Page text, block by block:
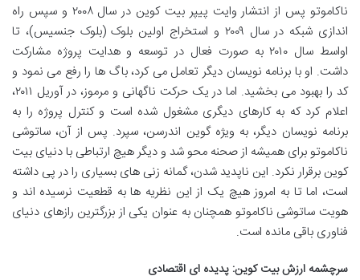
ناکاموتو پس از انتشار وایت پیپر بیت کوین در سال ۲۰۰۸ و سپس راه
اندازی شبکه در سال ۲۰۰۹ و استخراج اولین بلوک (بلوک جنسیس)، تا
اواسط سال ۲۰۱۰ به صورت فعال در توسعه و هدایت پروژه مشارکت
داشت. او با برنامه نویسان دیگر تعامل می کرد، باگ ها را رفع می نمود و
کد را بهبود می بخشید. اما در یک حرکت ناگهانی و مرموز، در آوریل ۲۰۱۱،
اعلام کرد که به کارهای دیگری مشغول شده است و کنترل پروژه را به
برنامه نویسان دیگر، به ویژه گوین اندرسن، سپرد. پس از آن، ساتوشی
ناکاموتو برای همیشه از صحنه محو شد و دیگر هیچ ارتباطی با دنیای بیت
کوین برقرار نکرد. این ناپدید شدن، گمانه زنی های بسیاری را در پی داشته
است، اما تا به امروز هیچ یک از این نظریه ها به قطعیت نرسیده اند و
هویت ساتوشی ناکاموتو همچنان به عنوان یکی از بزرگترین رازهای دنیای
فناوری باقی مانده است.
سرچشمه ارزش بیت کوین: پدیده ای اقتصادی